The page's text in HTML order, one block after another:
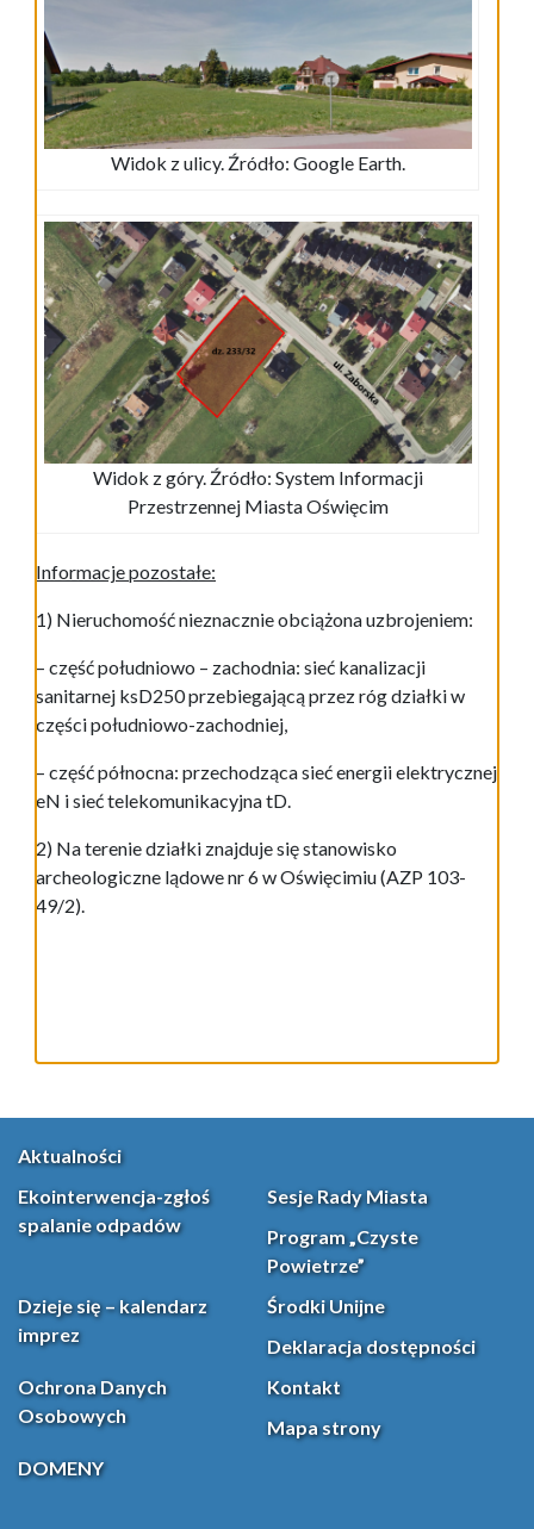
Widok z ulicy. Źródło: Google Earth.
Widok z góry. Źródło: System Informacji
Przestrzennej Miasta Oświęcim
Informacje pozostałe:
1) Nieruchomość nieznacznie obciążona uzbrojeniem:
– część południowo – zachodnia: sieć kanalizacji
sanitarnej ksD250 przebiegającą przez róg działki w
części południowo-zachodniej,
– część północna: przechodząca sieć energii elektrycznej
eN i sieć telekomunikacyjna tD.
2) Na terenie działki znajduje się stanowisko
archeologiczne lądowe nr 6 w Oświęcimiu (AZP 103-
49/2).
Aktualności
Ekointerwencja-zgłoś
spalanie odpadów
Sesje Rady Miasta
Program „Czyste
Powietrze”
Dzieje się – kalendarz
imprez
Środki Unijne
Deklaracja dostępności
Ochrona Danych
Osobowych
Kontakt
Mapa strony
DOMENY